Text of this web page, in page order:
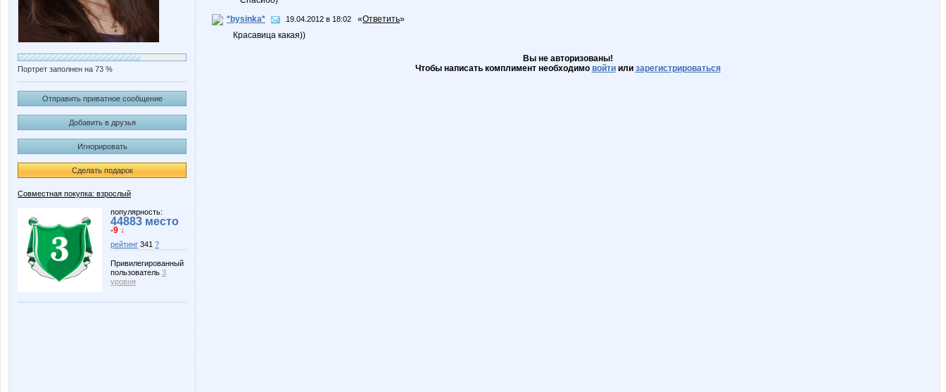
Портрет заполнен на 73 %
Отправить приватное сообщение
Добавить в друзья
Игнорировать
Сделать подарок
Совместная покупка: взрослый
популярность:
44883 место
-9 ↓
рейтинг 341 ?
Привилегированный
пользователь 3
уровня
*bysinka*
19.04.2012 в 18:02 «Ответить»
Красавица какая))
Вы не авторизованы!
Чтобы написать комплимент необходимо войтиили зарегистрироваться